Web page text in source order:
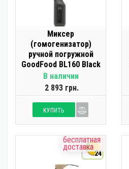
Миксер
(гомогенизатор)
ручной погружной
GoodFood BL160 Black
В наличии
2 893 грн.
КУПИТЬ
бесплатная
доставка
24